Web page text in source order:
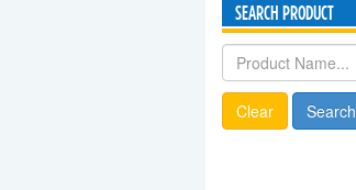
SEARCH PRODUCT
Clear Search